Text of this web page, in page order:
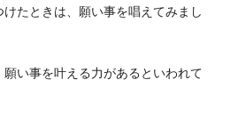
たときは、願い事を唱えてみまし
い事を叶える力があるといわれて